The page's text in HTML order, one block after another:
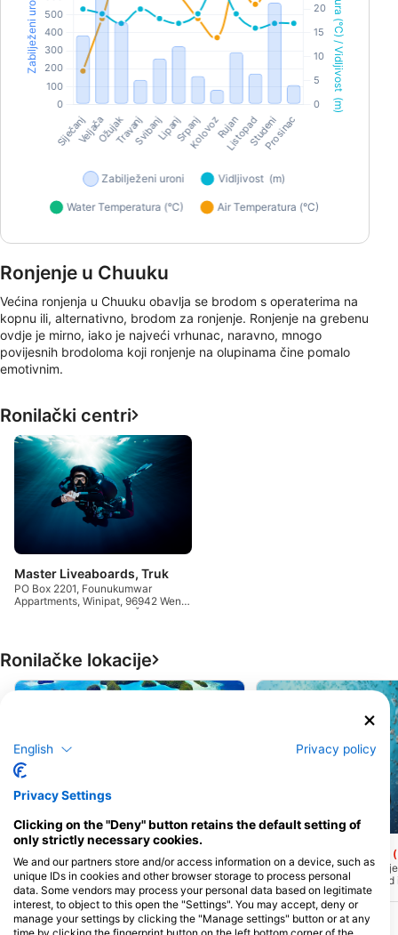
Ronjenje u Chuuku
Većina ronjenja u Chuuku obavlja se brodom s operaterima na
kopnu ili, alternativno, brodom za ronjenje. Ronjenje na grebenu
ovdje je mirno, iako je najveći vrhunac, naravno, mnogo
povijesnih brodoloma koji ronjenje na olupinama čine pomalo
emotivnim.
Ronilački centri
Master Liveaboards, Truk
PO Box 2201, Founukumwar
Appartments, Winipat, 96942 Weno,
Mikronezija, Savezne DrŽave
Ronilačke lokacije
iStock-shalamov
Truk Lagoon
Laguna Truk savršeno je mjesto za
bazu napale su 1944. godine Sjedinjene
Države. Tijekom ovog napada potopljeno
200 zrakoplova. Vode su ovdje duboke i
ispunjene mnogim povijesnim ratnim
artefaktima.
Mares, Janez Kranjc
San Francisco Maru bio
dug putničko-teretni brod
godine. Potopljena je
operacije Hailstone. Leži
počiva na ravnomjernoj
42 i 64 metra. Ova
English Privacy policy
Privacy Settings
Clicking on the "Deny" button retains the default setting of
only strictly necessary cookies.
We and our partners store and/or access information on a device, such as
unique IDs in cookies and other browser storage to process personal
data. Some vendors may process your personal data based on legitimate
interest, to object to this open the "Settings". You may accept, deny or
manage your settings by clicking the "Manage settings" button or at any